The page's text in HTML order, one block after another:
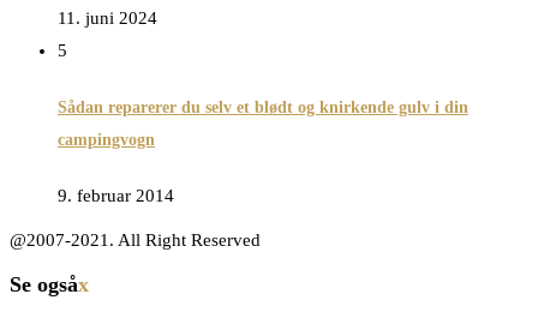
11. juni 2024
5
Sådan reparerer du selv et blødt og knirkende gulv i din
campingvogn
9. februar 2014
@2007-2021. All Right Reserved
Se ogsåx